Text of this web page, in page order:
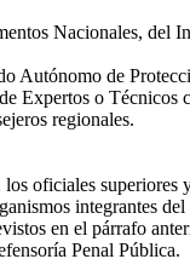
Nacionales, del
Autónomo de
Expertos o Técnicos
regionales.
los oficiales superiores
integrantes
en el párrafo
Penal Pública.